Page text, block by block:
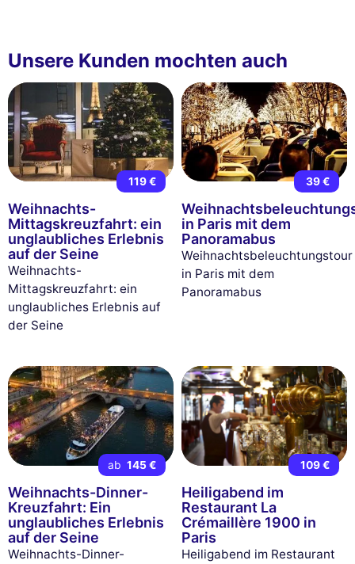
Unsere Kunden mochten auch
119 €
Weihnachts-
Mittagskreuzfahrt: ein
unglaubliches Erlebnis
auf der Seine
Weihnachts-
Mittagskreuzfahrt: ein
unglaubliches Erlebnis auf
der Seine
39 €
in Paris mit dem
Panoramabus
Weihnachtsbeleuchtungstour
in Paris mit dem
Panoramabus
ab 145 €
Weihnachts-Dinner-
Kreuzfahrt: Ein
unglaubliches Erlebnis
auf der Seine
Weihnachts-Dinner-
109 €
Heiligabend im
Restaurant La
Crémaillère 1900 in
Paris
Heiligabend im Restaurant